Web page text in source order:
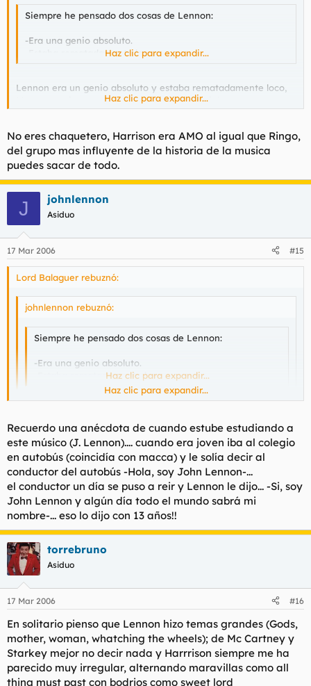
Siempre he pensado dos cosas de Lennon:
-Era una genio absoluto.
-Estaba rematadamente loco.Haz clic para expandir...
Lennon era un genio absoluto y estaba rematadamente loco,
Macca era siempre muy predecible, comercial.
un chaqueterome quedo con Harrison.
Haz clic para expandir...
No eres chaquetero, Harrison era AMO al igual que Ringo,
del grupo mas influyente de la historia de la musica
puedes sacar de todo.
J johnlennon
Asiduo
17 Mar 2006 #15
Lord Balaguer rebuznó:
johnlennon rebuznó:
Siempre he pensado dos cosas de Lennon:
-Era una genio absoluto.
-Estaba rematadamente loco.
Haz clic para expandir...
loco, Macca era siempre muy predecible, comercial.
Y en toda su etapa en solitario, aunque por ello pueda
parecer un chaqueterome quedo con Harrison.
No eres chaquetero, Harrison era AMO al igual que Ringo, del
grupo mas influyente de la historia de la musica puedes sacar
de todo.
Haz clic para expandir...
Recuerdo una anécdota de cuando estube estudiando a
este músico (J. Lennon).... cuando era joven iba al colegio
en autobús (coincidía con macca) y le solía decir al
conductor del autobús -Hola, soy John Lennon-...
el conductor un día se puso a reir y Lennon le dijo... -Si, soy
John Lennon y algún día todo el mundo sabrá mi
nombre-... eso lo dijo con 13 años!!
torrebruno
Asiduo
17 Mar 2006 #16
En solitario pienso que Lennon hizo temas grandes (Gods,
mother, woman, whatching the wheels); de Mc Cartney y
Starkey mejor no decir nada y Harrrison siempre me ha
parecido muy irregular, alternando maravillas como all
thing must past con bodrios como sweet lord